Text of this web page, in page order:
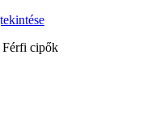
Férfi cipők